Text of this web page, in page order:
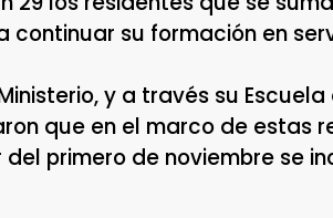
continuar su formación en
y a través su
que en el marco de estas
primero de noviembre se